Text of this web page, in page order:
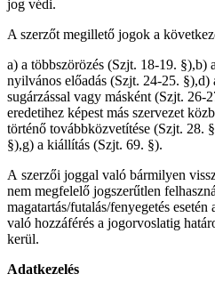
jog védi.
A szerzőt megillető jogok a
a) a többszörözés (Szjt. 18-19. §),b)
nyilvános előadás (Szjt. 24-25. §),d)
sugárzással vagy másként (Szjt. 26-
eredetihez képest más szervezet
történő továbbközvetítése (Szjt. 28.
§),g) a kiállítás (Szjt. 69. §).
A szerzői joggal való bármilyen
nem megfelelő jogszerűtlen
magatartás/futalás/fenyegetés
való hozzáférés a jogorvoslatig
kerül.
Adatkezelés